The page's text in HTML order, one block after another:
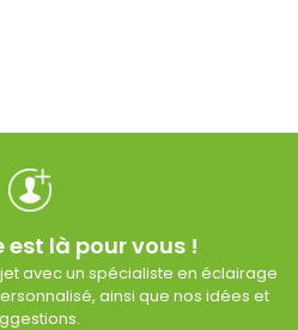
est là pour vous !
avec un spécialiste en éclairage
ainsi que nos idées et